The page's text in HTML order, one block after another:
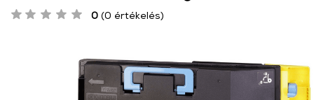
0 (0 értékelés)